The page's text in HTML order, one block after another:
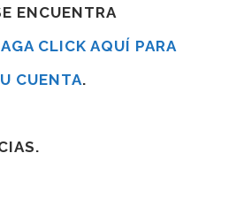
ENCUENTRA
CLICK AQUÍ PARA
CUENTA.